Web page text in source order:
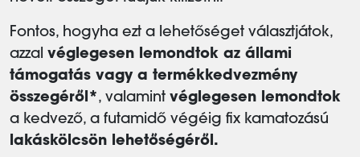
Fontos, hogyha ezt a lehetőséget választjátok,
azzal véglegesen lemondtok az állami
támogatás vagy a termékkedvezmény
összegéről*, valamint véglegesen lemondtok
a kedvező, a futamidő végéig fix kamatozású
lakáskölcsön lehetőségéről.